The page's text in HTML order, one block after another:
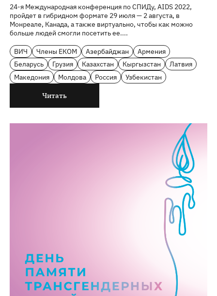
24-я Международная конференция по СПИДу, AIDS 2022,
пройдет в гибридном формате 29 июля — 2 августа, в
Монреале, Канада, а также виртуально, чтобы как можно
больше людей смогли посетить ее....
ВИЧ Члены ЕКОМ Азербайджан
Армения
Беларусь
Грузия Казахстан Кыргызстан
Латвия
Македония
Молдова Россия Узбекистан
Читать